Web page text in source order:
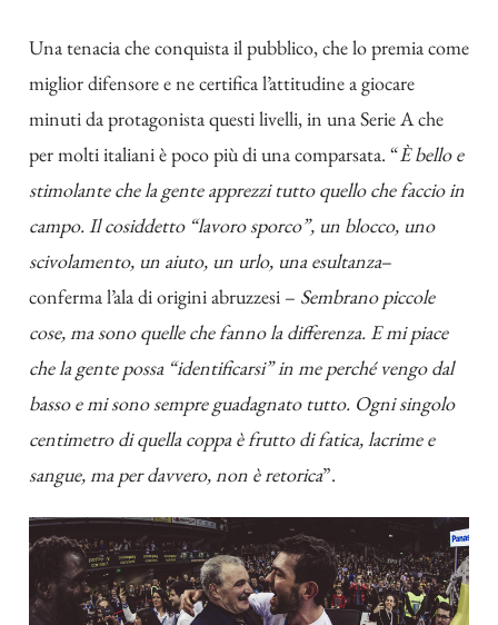
Una tenacia che conquista il pubblico, che lo premia come
miglior difensore e ne certifica l’attitudine a giocare
minuti da protagonista questi livelli, in una Serie A che
per molti italiani è poco più di una comparsata. “È bello e
stimolante che la gente apprezzi tutto quello che faccio in
campo. Il cosiddetto “lavoro sporco”, un blocco, uno
scivolamento, un aiuto, un urlo, una esultanza–
conferma l’ala di origini abruzzesi – Sembrano piccole
cose, ma sono quelle che fanno la differenza. E mi piace
che la gente possa “identificarsi” in me perché vengo dal
basso e mi sono sempre guadagnato tutto. Ogni singolo
centimetro di quella coppa è frutto di fatica, lacrime e
sangue, ma per davvero, non è retorica”.